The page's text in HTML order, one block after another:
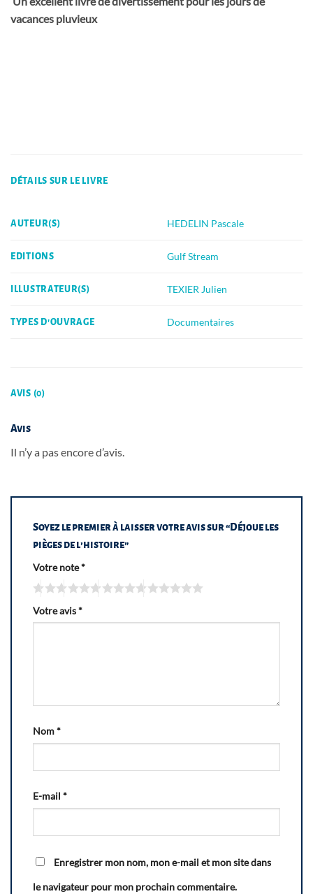
vacances pluvieux
DÉTAILS SUR LE LIVRE
AUTEUR(S) HEDELIN Pascale
EDITIONS Gulf Stream
ILLUSTRATEUR(S) TEXIER Julien
TYPES D'OUVRAGE Documentaires
AVIS (0)
Avis
Il n’y a pas encore d’avis.
Soyez le premier à laisser votre avis sur “Déjoue les
pièges de l’histoire”
Votre note*
Votre avis*
Nom*
E-mail *
Enregistrer mon nom, mon e-mail et mon site dans
le navigateur pour mon prochain commentaire.